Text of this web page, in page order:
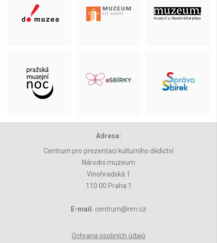
Adresa:
Centrum pro prezentaci kulturního dědictví
Národní muzeum
Vinohradská 1
110 00 Praha 1
E-mail: centrum@nm.cz
Ochrana osobních údajů